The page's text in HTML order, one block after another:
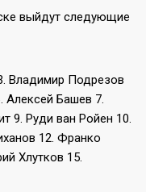
выйдут следующие
Владимир Подрезов
Алексей Башев 7.
9. Руди ван Ройен 10.
12. Франко
Хлутков 15.